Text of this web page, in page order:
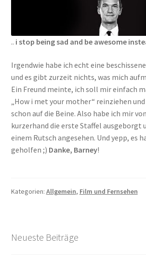
.. i stop being sad and be awesome
Irgendwie habe ich echt eine
und es gibt zurzeit nichts, was mich
Ein Freund meinte, ich soll mir einfach
„How i met your mother“ reinziehen
schon auf die Beine. Also habe ich mir
kurzerhand die erste Staffel ausgeborgt
einem Rutsch angesehen. Und yepp, es
geholfen ;) Danke, Barney!
Kategorien: Allgemein, Film und Fernsehen
Neueste Beiträge